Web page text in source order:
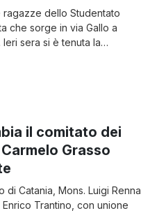
ragazze dello Studentato
che sorge in via Gallo a
sera si è tenuta la
che è partita da Villa Bellini
il comitato dei
Grasso
di Catania, Mons. Luigi Renna,
Trantino, con unione